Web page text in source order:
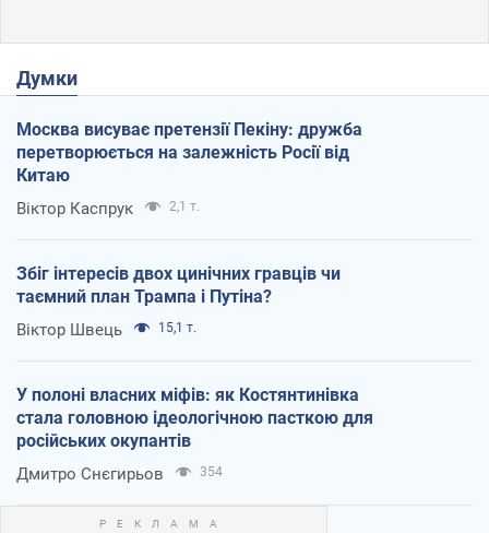
Думки
Москва висуває претензії Пекіну: дружба
перетворюється на залежність Росії від
Китаю
Віктор Каспрук 2,1 т.
Збіг інтересів двох цинічних гравців чи
таємний план Трампа і Путіна?
Віктор Швець 15,1 т.
У полоні власних міфів: як Костянтинівка
стала головною ідеологічною пасткою для
російських окупантів
Дмитро Снєгирьов 354